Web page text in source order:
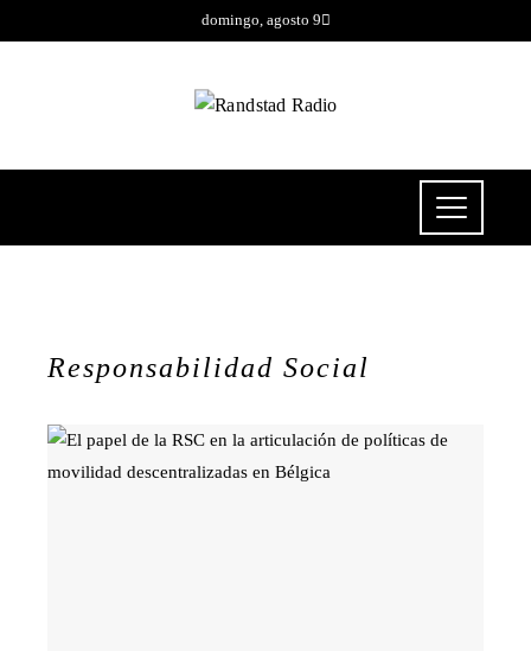
domingo, agosto 9
Responsabilidad Social